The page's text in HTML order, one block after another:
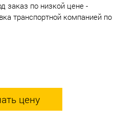
заказ по низкой цене -
транспортной компанией по
цену